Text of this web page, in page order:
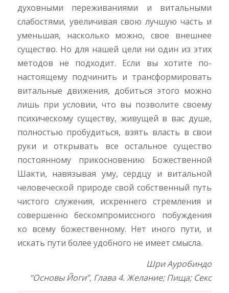
духовными переживаниями и витальными
слабостями, увеличивая свою лучшую часть и
уменьшая, насколько можно, свое внешнее
существо. Но для нашей цели ни один из этих
методов не подходит. Если вы хотите по-
настоящему подчинить и трансформировать
витальные движения, добиться этого можно
лишь при условии, что вы позволите своему
психическому существу, живущей в вас душе,
полностью пробудиться, взять власть в свои
руки и открывать все остальное существо
постоянному прикосновению Божественной
Шакти, навязывая уму, сердцу и витальной
человеческой природе свой собственный путь
чистого служения, искреннего стремления и
совершенно бескомпромиссного побуждения
ко всему божественному. Нет иного пути, и
искать пути более удобного не имеет смысла.
Шри Ауробиндо
“Основы Йоги”, Глава 4. Желание; Пища; Секс